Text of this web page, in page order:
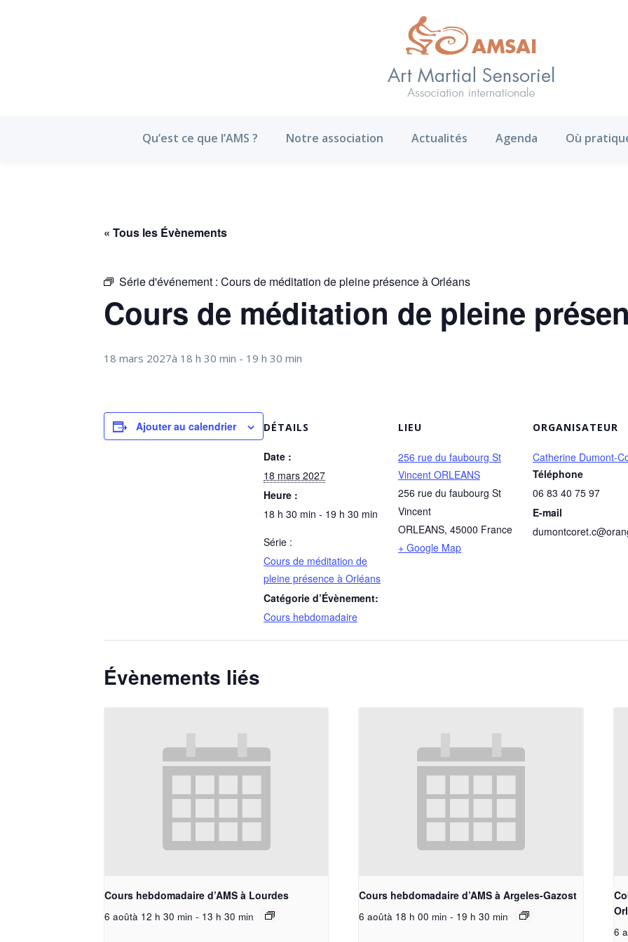
Qu’est ce que l’AMS ? Notre association Actualités Agenda Où
« Tous les Évènements
Série d'événement : Cours de méditation de pleine présence à Orléans
Cours de méditation de pleine
18 mars 2027à 18 h 30 min - 19 h 30 min
Ajouter au calendrier DÉTAILS
Date :
18 mars 2027
Heure :
18 h 30 min - 19 h 30 min
Série :
Cours de méditation de
pleine présence à Orléans
Catégorie d’Évènement:
Cours hebdomadaire
LIEU
256 rue du faubourg St
Vincent ORLEANS
256 rue du faubourg St
Vincent
ORLEANS, 45000 France
+ Google Map
ORGANISATEUR
Catherine Dumont-
Téléphone
06 83 40 75 97
E-mail
Évènements liés
Cours hebdomadaire d’AMS à Lourdes
6 aoûtà 12 h 30 min - 13 h 30 min
Cours hebdomadaire d’AMS à Argeles-Gazost
6 aoûtà 18 h 00 min - 19 h 30 min
6
Notre association